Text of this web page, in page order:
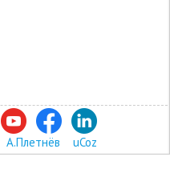
А.Плетнёв uCoz